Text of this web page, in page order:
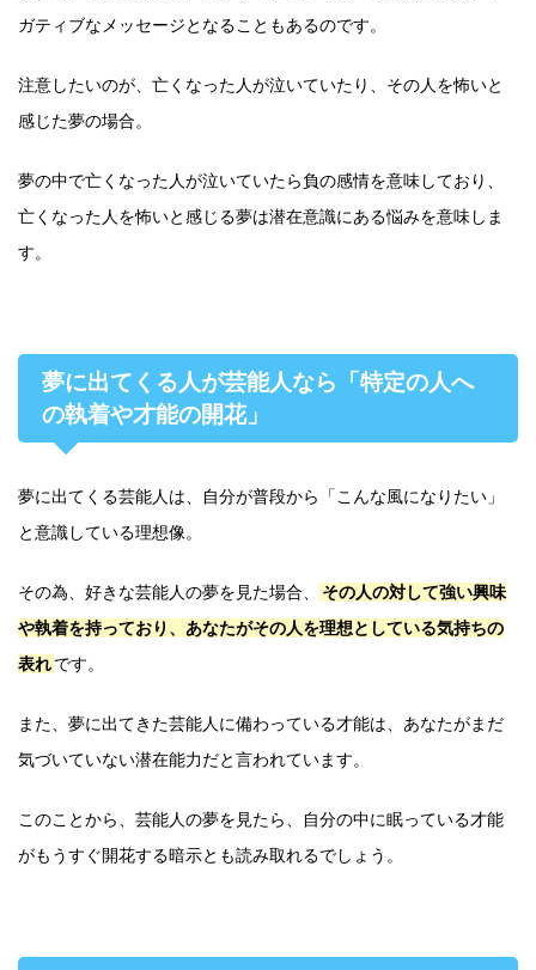
ガティブなメッセージとなることもあるのです。
注意したいのが、亡くなった人が泣いていたり、その人を怖いと
感じた夢の場合。
夢の中で亡くなった人が泣いていたら負の感情を意味しており、
亡くなった人を怖いと感じる夢は潜在意識にある悩みを意味しま
す。
夢に出てくる人が芸能人なら「特定の人へ
の執着や才能の開花」
夢に出てくる芸能人は、自分が普段から「こんな風になりたい」
と意識している理想像。
その為、好きな芸能人の夢を見た場合、
その人の対して強い興味
や執着を持っており、あなたがその人を理想としている気持ちの
表れです。
また、夢に出てきた芸能人に備わっている才能は、あなたがまだ
気づいていない潜在能力だと言われています。
このことから、芸能人の夢を見たら、自分の中に眠っている才能
がもうすぐ開花する暗示とも読み取れるでしょう。